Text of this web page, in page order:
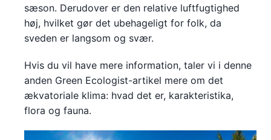
sæson. Derudover er den relative luftfugtighed
høj, hvilket gør det ubehageligt for folk, da
sveden er langsom og svær.
Hvis du vil have mere information, taler vi i denne
anden Green Ecologist-artikel mere om det
ækvatoriale klima: hvad det er, karakteristika,
flora og fauna.